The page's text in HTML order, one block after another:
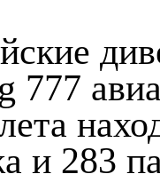
777
и 283